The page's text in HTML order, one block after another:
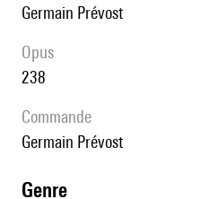
Germain Prévost
Opus
238
Commande
Germain Prévost
genre